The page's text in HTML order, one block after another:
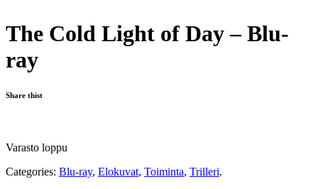
The Cold Light of Day – Blu-
ray
Share thist
Varasto loppu
Categories: Blu-ray, Elokuvat, Toiminta, Trilleri.